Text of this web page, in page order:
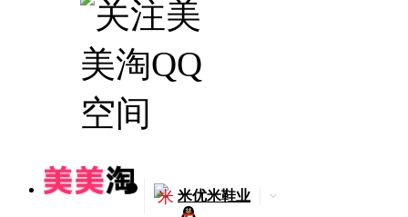
米 米优米鞋业